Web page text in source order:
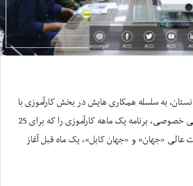
به سلسله همکاری هایش در بخش کارآموزی با
محصلان مؤسسات تحصیلات عالی خصوصی، برنامه یک ماهه کارآموزی را که برای 25
«جهان» و «جهان کابل»، یک ماه قبل آغاز